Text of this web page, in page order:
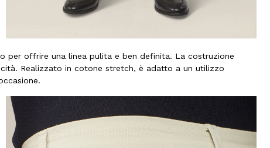
per offrire una linea pulita e ben definita. La costruzione
Realizzato in cotone stretch, è adatto a un utilizzo